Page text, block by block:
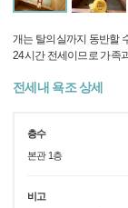
개는 탈의실까지 동반할
24시간 전세이므로 가족
전세내 욕조 상세
층수
본관 1층
비고